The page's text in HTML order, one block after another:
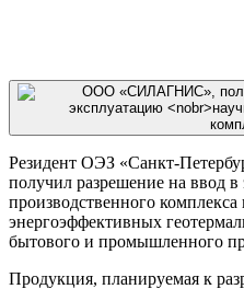
Резидент ОЭЗ «Санкт-
получил разрешение на ввод
производственного комплекса
энергоэффективных
бытового и промышленного
Продукция, планируемая к